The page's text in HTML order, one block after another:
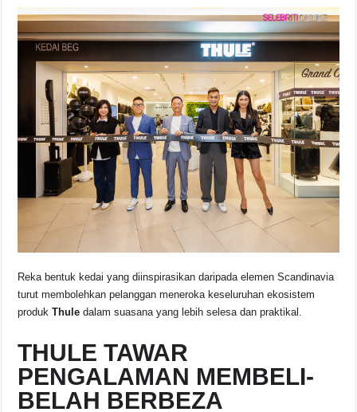
Reka bentuk kedai yang diinspirasikan daripada elemen Scandinavia
turut membolehkan pelanggan meneroka keseluruhan ekosistem
produkThule dalam suasana yang lebih selesa dan praktikal.
THULE TAWAR
PENGALAMAN MEMBELI-
BELAH BERBEZA